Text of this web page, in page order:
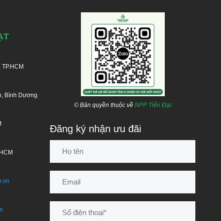
Bình Dương
© Bản quyền thuộc về NPP Tiến Đạt
Đăng ký nhận ưu đãi